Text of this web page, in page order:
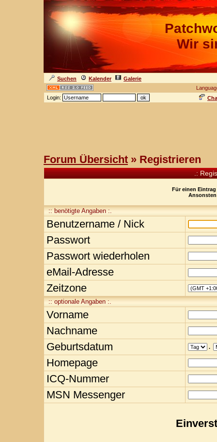
Wir
Suchen Kalender
Galerie
Login:
Forum Übersicht » Registrieren
.:
Für einen
:: benötigte Angaben :.
Benutzername / Nick
Passwort
Passwort wiederholen
eMail-Adresse
Zeitzone
:: optionale Angaben :.
Vorname
Nachname
Geburtsdatum
.
Homepage
ICQ-Nummer
MSN Messenger